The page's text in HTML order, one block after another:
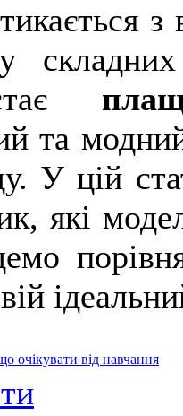
з
та
У цій
які
очікувати від навчання